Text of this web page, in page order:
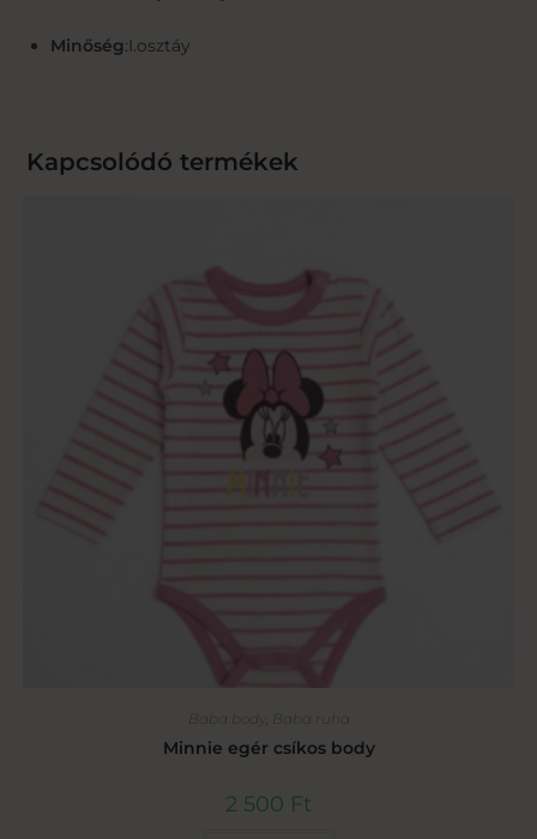
Minőség:I.osztáy
Kapcsolódó termékek
Baba body , Baba ruha
Minnie egér csíkos body
2 500 Ft